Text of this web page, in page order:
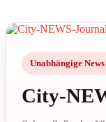
Unabhängige
City-